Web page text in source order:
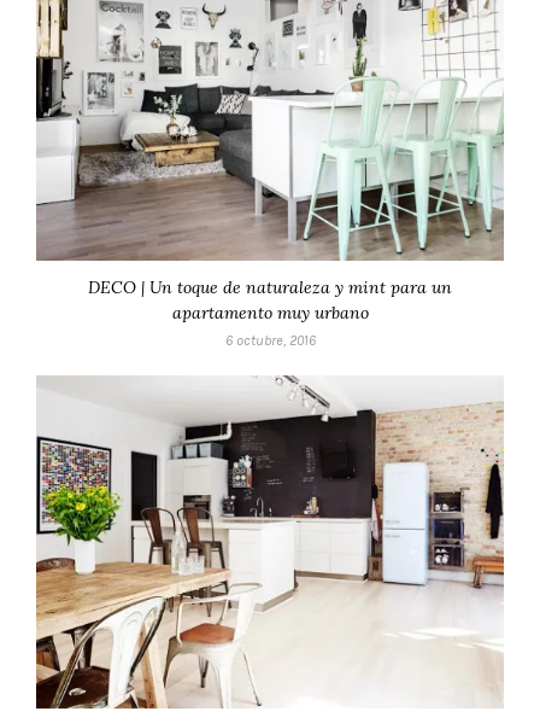
DECO | Un toque de naturaleza y mint para un
apartamento muy urbano
6 octubre, 2016